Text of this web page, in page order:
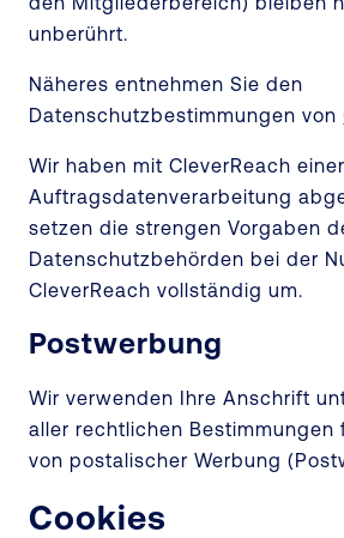
unberührt.
Näheres entnehmen Sie den
Datenschutzbestimmungen von
Wir haben mit CleverReach
Auftragsdatenverarbeitung
setzen die strengen Vorgaben
Datenschutzbehörden bei der
CleverReach vollständig um.
Postwerbung
Wir verwenden Ihre Anschrift
aller rechtlichen Bestimmungen
von postalischer Werbung
Cookies